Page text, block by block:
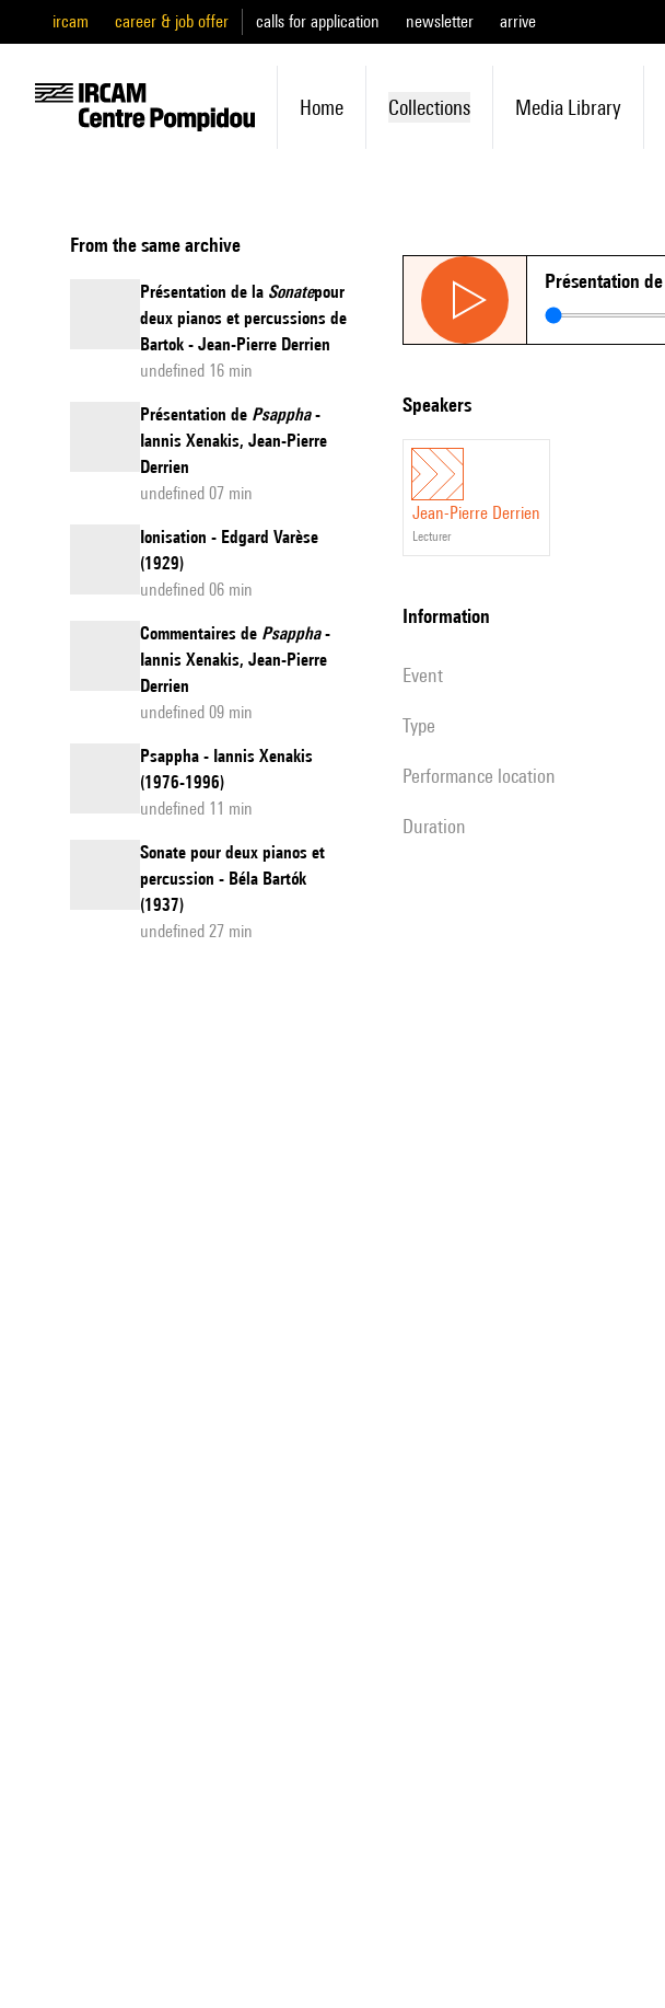
ircam career & job offer calls for application newsletter arrive
Home Collections Media Library
From the same archive
Présentation de la Sonatepour
deux pianos et percussions de
Bartok - Jean-Pierre Derrien
undefined 16 min
Présentation de Psappha-
Iannis Xenakis, Jean-Pierre
Derrien
undefined 07 min
Ionisation - Edgard Varèse
(1929)
undefined 06 min
Commentaires de Psappha-
Iannis Xenakis, Jean-Pierre
Derrien
undefined 09 min
Psappha - Iannis Xenakis
(1976-1996)
undefined 11 min
Sonate pour deux pianos et
percussion - Béla Bartók
(1937)
undefined 27 min
Présentation de
speakers
Jean-Pierre Derrien
lecturer
information
event
Type
performance location
duration